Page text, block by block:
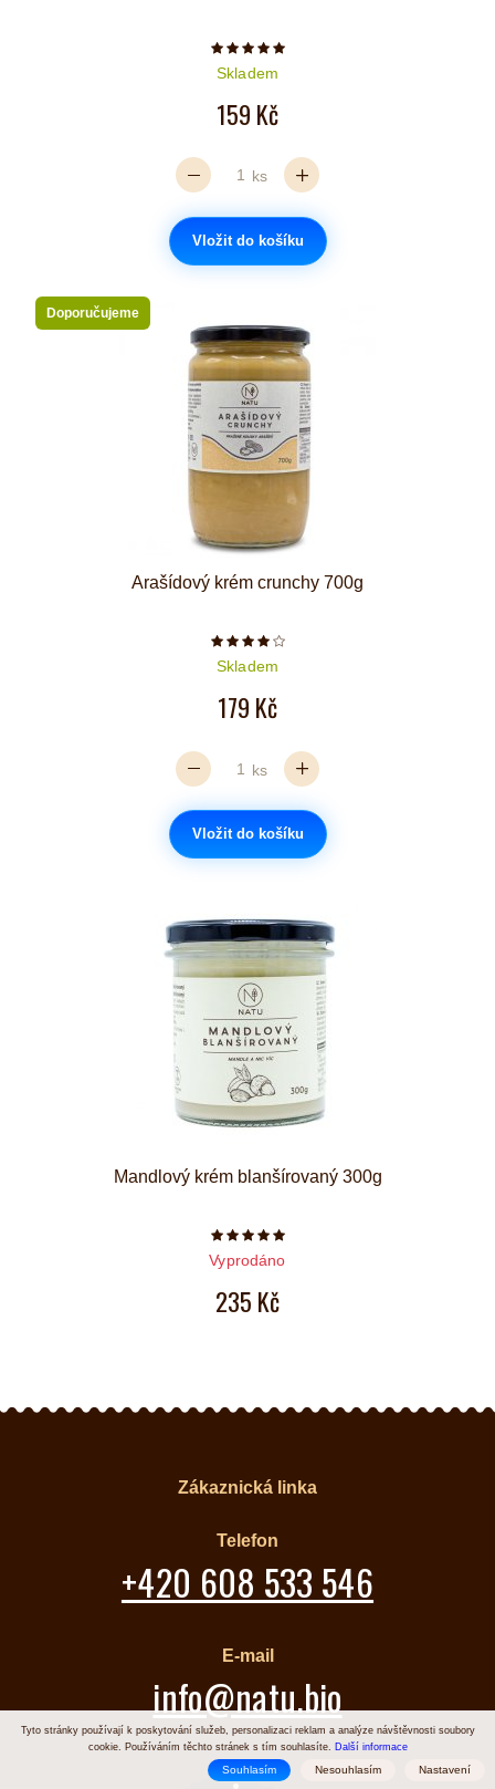
Počet hvězdiček je 5 z 5
Skladem
159 Kč
ks
Vložit do košíku
Doporučujeme
Arašídový krém crunchy 700g
Počet hvězdiček je 4 z 5
Skladem
179 Kč
ks
Vložit do košíku
Mandlový krém blanšírovaný 300g
Počet hvězdiček je 5 z 5
Vyprodáno
235 Kč
Zákaznická linka
Telefon
+420 608 533 546
E-mail
info@natu.bio
Tyto stránky používají k poskytování služeb, personalizaci reklam a analýze návštěvnosti soubory
cookie. Používáním těchto stránek s tím souhlasíte.
Další informace
Nastavení
Nesouhlasím
Souhlasím